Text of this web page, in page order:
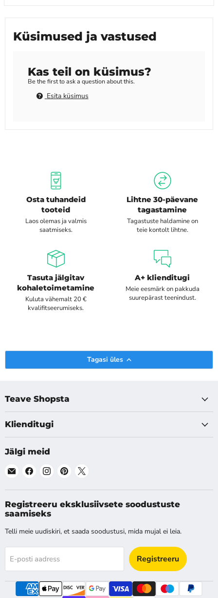
Küsimused ja vastused
Kas teil on küsimus?
Be the first to ask a question about this.
Esita küsimus
Osta tuhandeid
tooteid
Laos olemas ja valmis
saatmiseks.
Lihtne 30-päevane
tagastamine
Tagastuste haldamine on
teie kontolt lihtne.
Tasuta jälgitav
kohaletoimetamine
Kuluta vähemalt 20 €
kvalifitseerumiseks.
A+ klienditugi
Meie eesmärk on pakkuda
suurepärast teenindust.
Tagasi üles
Teave Shopsta
Klienditugi
Jälgi meid
Leia
E-
post
Leia
Facebook
Leia
Instagram
Leia
Pinterest
X
Registreeru eksklusiivsete soodustuste
saamiseks
Telli meie uudiskiri, et saada soodustusi, mida mujal ei leia.
E-posti aadress Registreeru